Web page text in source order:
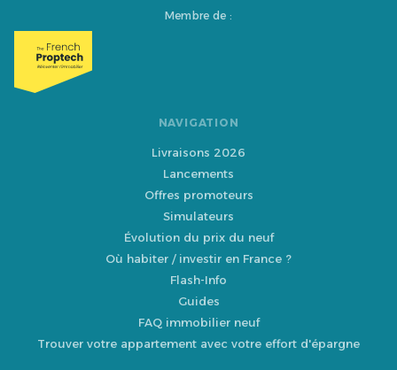
Membre de :
NAVIGATION
Livraisons 2026
Lancements
Offres promoteurs
Simulateurs
Évolution du prix du neuf
Où habiter / investir en France ?
Flash-Info
Guides
FAQ immobilier neuf
Trouver votre appartement avec votre effort d'épargne